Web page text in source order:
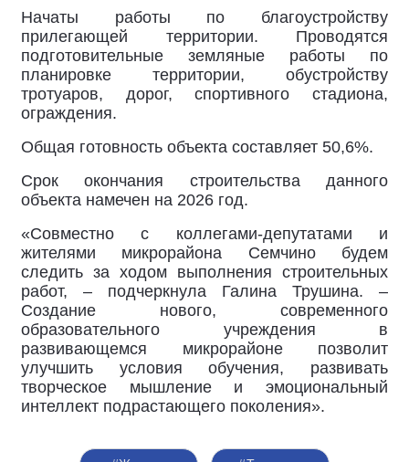
Начаты работы по благоустройству
прилегающей территории. Проводятся
подготовительные земляные работы по
планировке территории, обустройству
тротуаров, дорог, спортивного стадиона,
ограждения.
Общая готовность объекта составляет 50,6%.
Срок окончания строительства данного
объекта намечен на 2026 год.
«Совместно с коллегами-депутатами и
жителями микрорайона Семчино будем
следить за ходом выполнения строительных
работ, – подчеркнула Галина Трушина. –
Создание нового, современного
образовательного учреждения в
развивающемся микрорайоне позволит
улучшить условия обучения, развивать
творческое мышление и эмоциональный
интеллект подрастающего поколения».